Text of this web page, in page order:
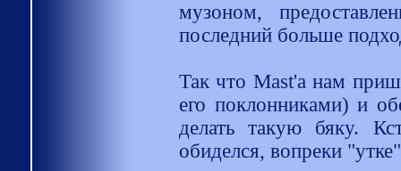
музоном,
последний больше
Так что Mast'а нам
его поклонниками) и
делать такую бяку.
обиделся, вопреки